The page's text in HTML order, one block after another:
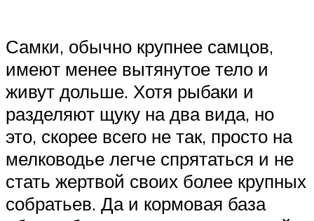
Самки, обычно крупнее самцов,
имеют менее вытянутое тело и
живут дольше. Хотя рыбаки и
разделяют щуку на два вида, но
это, скорее всего не так, просто на
мелководье легче спрятаться и не
стать жертвой своих более крупных
собратьев. Да и кормовая база